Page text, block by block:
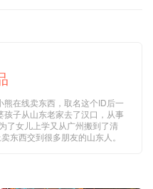
在线卖东西，取名这个ID后一
子从山东老家去了汉口，从事
了女儿上学又从广州搬到了清
东西交到很多朋友的山东人。